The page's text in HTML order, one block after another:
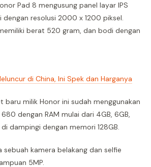
Pad 8 mengusung panel layar IPS
dengan resolusi 2000 x 1200 piksel.
berat 520 gram, dan bodi dengan
di China, Ini Spek dan Harganya
baru milik Honor ini sudah menggunakan
dengan RAM mulai dari 4GB, 6GB,
dampingi dengan memori 128GB.
sebuah kamera belakang dan selfie
5MP.